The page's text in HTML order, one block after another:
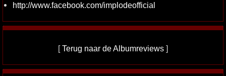
http://www.facebook.com/implodeofficial
[Terug naar de Albumreviews ]